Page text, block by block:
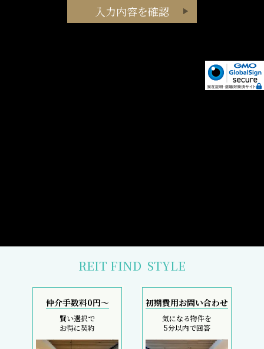
REIT FIND STYLE
仲介手数料0円～
賢い選択で
お得に契約
初期費用お問い合わせ
気になる物件を
5分以内で回答